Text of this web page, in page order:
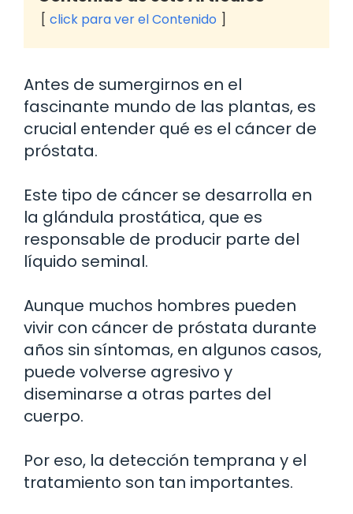
click para ver el Contenido
Antes de sumergirnos en el
fascinante mundo de las plantas, es
crucial entender qué es el cáncer de
próstata.
Este tipo de cáncer se desarrolla en
la glándula prostática, que es
responsable de producir parte del
líquido seminal.
Aunque muchos hombres pueden
vivir con cáncer de próstata durante
años sin síntomas, en algunos casos,
puede volverse agresivo y
diseminarse a otras partes del
cuerpo.
Por eso, la detección temprana y el
tratamiento son tan importantes.